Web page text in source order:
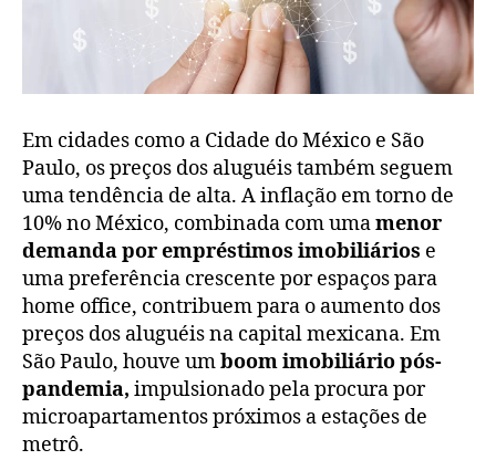
Em cidades como a Cidade do México e São
Paulo, os preços dos aluguéis também seguem
uma tendência de alta. A inflação em torno de
10% no México, combinada com umamenor
demanda por empréstimos imobiliários e
uma preferência crescente por espaços para
home office, contribuem para o aumento dos
preços dos aluguéis na capital mexicana. Em
São Paulo, houve umboom imobiliário pós-
pandemia, impulsionado pela procura por
microapartamentos próximos a estações de
metrô.